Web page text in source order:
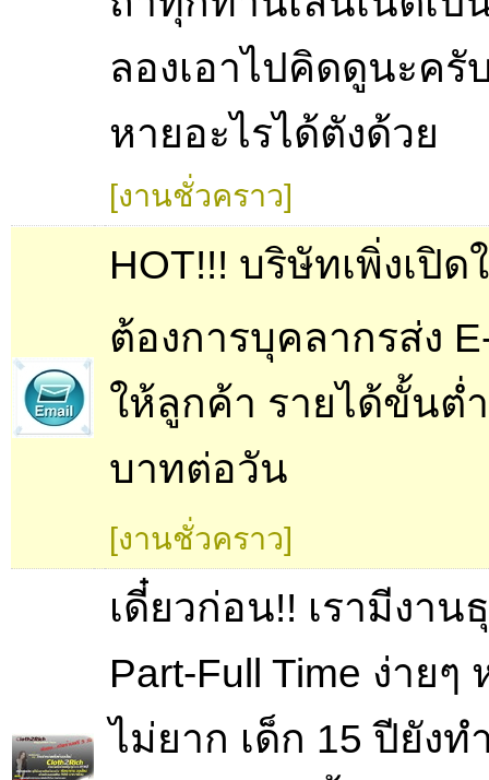
ลองเอาไปคิดดูนะครั
หายอะไรได้ตังด้วย
[งานชั่วคราว]
HOT!!! บริษัทเพิ่งเปิ
ต้องการบุคลากรส่ง
ให้ลูกค้า รายได้ขั้นต่
บาทต่อวัน 
[งานชั่วคราว]
เดี๋ยวก่อน!! เรามีงาน
Part-Full Time ง่ายๆ
ไม่ยาก เด็ก 15 ปียังท